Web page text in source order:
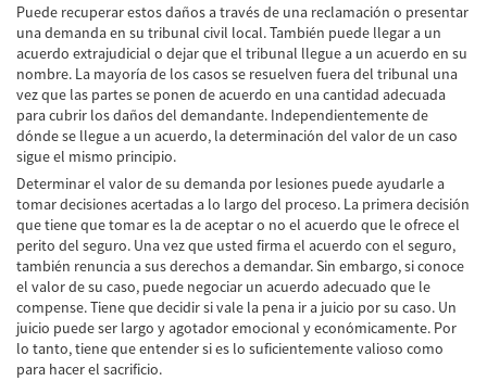
Lesiones Comunes Resultantes de
Accidentes de Bicicleta
Leyes de Bicicletas sobre Lesiones
Personales
Tipos de Compensación
Accidente de Camión
Causas de Accidentes de Camión
Elementos del Caso de Accidentes de
Camiones
Estrategias Para Ganar su Caso de Accidente
de Camión
Puede recuperar estos daños a través de una reclamación o presentar
una demanda en su tribunal civil local. También puede llegar a un
acuerdo extrajudicial o dejar que el tribunal llegue a un acuerdo en su
nombre. La mayoría de los casos se resuelven fuera del tribunal una
vez que las partes se ponen de acuerdo en una cantidad adecuada
para cubrir los daños del demandante. Independientemente de
dónde se llegue a un acuerdo, la determinación del valor de un caso
sigue el mismo principio.
Determinar el valor de su demanda por lesiones puede ayudarle a
tomar decisiones acertadas a lo largo del proceso. La primera decisión
que tiene que tomar es la de aceptar o no el acuerdo que le ofrece el
perito del seguro. Una vez que usted firma el acuerdo con el seguro,
también renuncia a sus derechos a demandar. Sin embargo, si conoce
el valor de su caso, puede negociar un acuerdo adecuado que le
compense. Tiene que decidir si vale la pena ir a juicio por su caso. Un
juicio puede ser largo y agotador emocional y económicamente. Por
lo tanto, tiene que entender si es lo suficientemente valioso como
para hacer el sacrificio.